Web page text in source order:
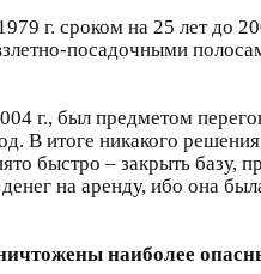
г. сроком на 25 лет до
посадочными
г., был предметом
В итоге никакого
быстро – закрыть базу,
на аренду, ибо она
наиболее